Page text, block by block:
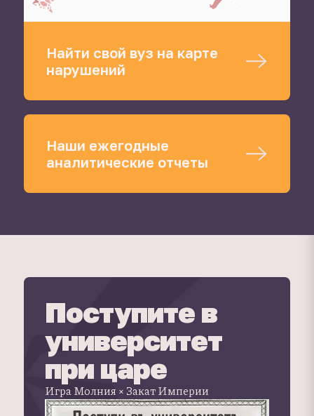
Наши ежегодные
аналитические отчеты
Найти свой вуз на карте
нарушений
Поступите в
университет
при царе
Игра Молния × Закат Империи